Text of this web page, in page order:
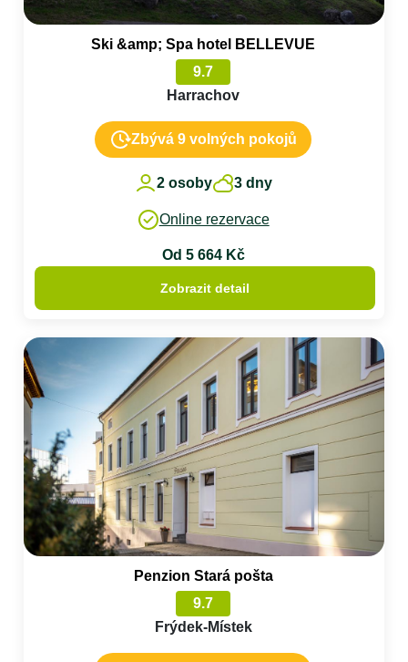
Ski &amp; Spa hotel BELLEVUE
9.7
Harrachov
Zbývá 9 volných pokojů
2 osoby 3 dny
Online rezervace
Od 5 664 Kč
Zobrazit detail
Penzion Stará pošta
9.7
Frýdek-Místek